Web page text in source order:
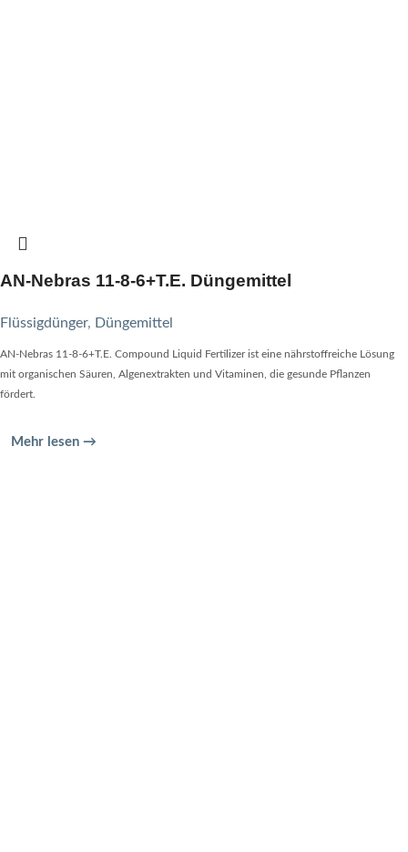
AN-Nebras 11-8-6+T.E. Düngemittel
Flüssigdünger, Düngemittel
AN-Nebras 11-8-6+T.E. Compound Liquid Fertilizer ist eine nährstoffreiche Lösung
mit organischen Säuren, Algenextrakten und Vitaminen, die gesunde Pflanzen
fördert.
Mehr lesen →